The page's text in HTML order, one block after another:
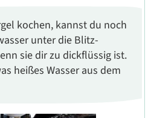
kochen, kannst du noch
unter die Blitz-
sie dir zu dickflüssig ist.
heißes Wasser aus dem